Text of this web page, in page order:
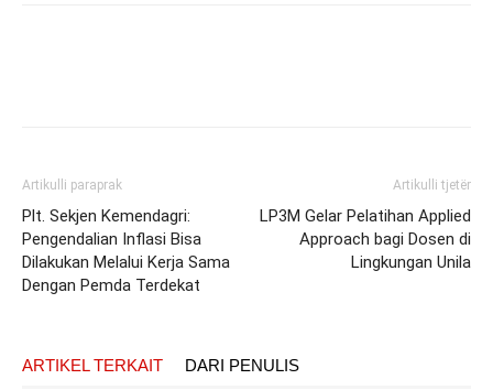
Artikulli paraprak
Plt. Sekjen Kemendagri:
Pengendalian Inflasi Bisa
Dilakukan Melalui Kerja Sama
Dengan Pemda Terdekat
Artikulli tjetër
LP3M Gelar Pelatihan Applied
Approach bagi Dosen di
Lingkungan Unila
ARTIKEL TERKAIT DARI PENULIS